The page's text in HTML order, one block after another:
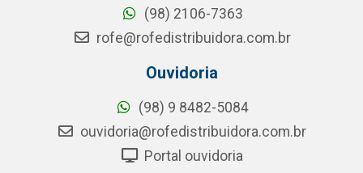
(98) 2106-7363
rofe@rofedistribuidora.com.br
Ouvidoria
(98) 9 8482-5084
ouvidoria@rofedistribuidora.com.br
Portal ouvidoria